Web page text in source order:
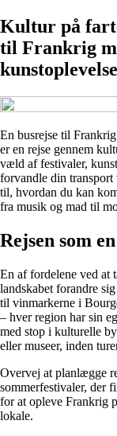
Kultur på
til Frankrig
En busrejse til
er en rejse gennem
væld af festivaler,
forvandle din
til, hvordan du kan
fra musik og mad til
Rejsen som
En af fordelene ved at
landskabet forandre
til vinmarkerne i
– hver region har sin
med stop i kulturelle
eller museer, inden
Overvej at planlægge
sommerfestivaler, der
for at opleve Frankrig
lokale.